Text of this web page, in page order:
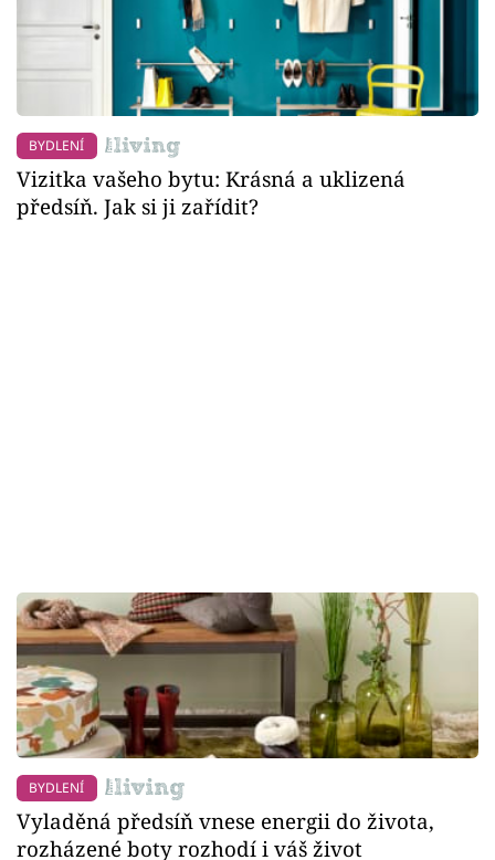
BYDLENÍ
Vizitka vašeho bytu: Krásná a uklizená
předsíň. Jak si ji zařídit?
BYDLENÍ
Vyladěná předsíň vnese energii do života,
rozházené boty rozhodí i váš život